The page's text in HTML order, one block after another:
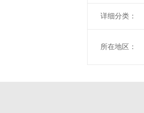
详细分类：
所在地区：